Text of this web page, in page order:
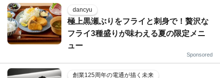
dancyu
極上黒瀬ぶりをフライと刺身で！贅沢な
フライ3種盛りが味わえる夏の限定メニ
ュー
Sponsored
創業125周年の電通が描く未来